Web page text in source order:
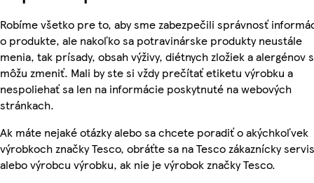
Robíme všetko pre to, aby sme zabezpečili správnosť
o produkte, ale nakoľko sa potravinárske produkty neustále
menia, tak prísady, obsah výživy, diétnych zložiek a alergénov
môžu zmeniť. Mali by ste si vždy prečítať etiketu výrobku a
nespoliehať sa len na informácie poskytnuté na webových
stránkach.
Ak máte nejaké otázky alebo sa chcete poradiť o akýchkoľvek
výrobkoch značky Tesco, obráťte sa na Tesco zákaznícky
alebo výrobcu výrobku, ak nie je výrobok značky Tesco.